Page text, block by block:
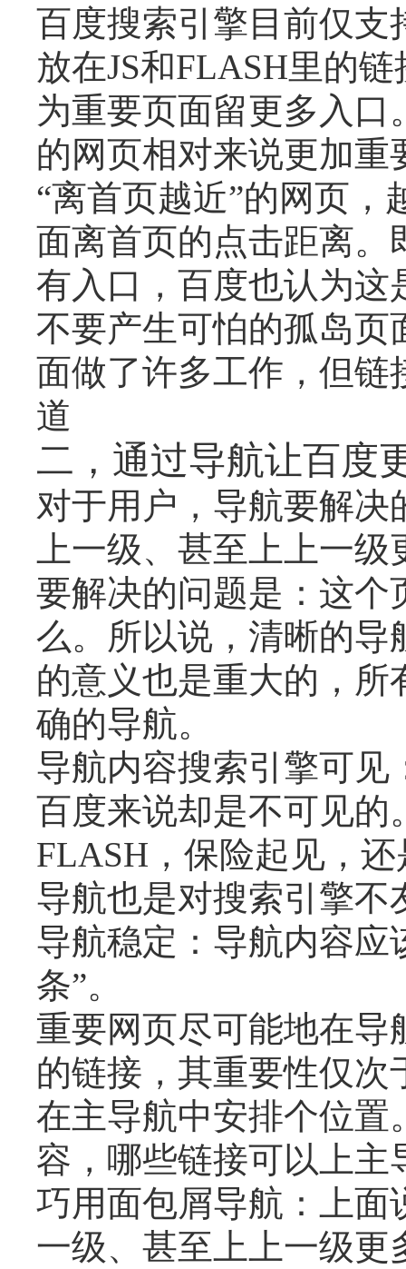
百度搜索引擎目前仅支
放在JS和FLASH里的
为重要页面留更多入
的网页相对来说更加重
“离首页越近”的网页，
面离首页的点击距离。
有入口，百度也认为这
不要产生可怕的孤岛页
面做了许多工作，但链
道
二，通过导航让百度
对于用户，导航要解
上一级、甚至上上一
要解决的问题是：这个
么。所以说，清晰的导
的意义也是重大的，所
确的导航。
导航内容搜索引擎可见
百度来说却是不可见的
FLASH，保险起见，
导航也是对搜索引擎不
导航稳定：导航内容应
条”。
重要网页尽可能地在
的链接，其重要性仅
在主导航中安排个位置
容，哪些链接可以上主
巧用面包屑导航：上面
一级、甚至上上一级更